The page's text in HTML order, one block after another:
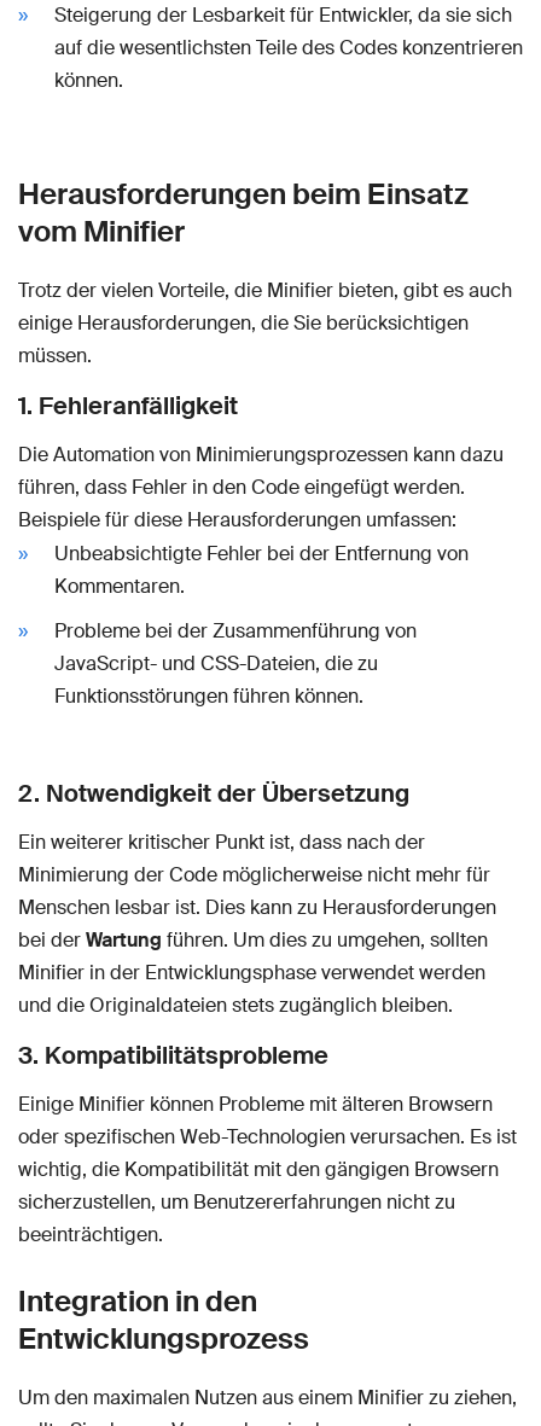
Steigerung der Lesbarkeit für Entwickler, da sie sich
auf die wesentlichsten Teile des Codes konzentrieren
können.
Herausforderungen beim Einsatz
vom Minifier
Trotz der vielen Vorteile, die Minifier bieten, gibt es auch
einige Herausforderungen, die Sie berücksichtigen
müssen.
1. Fehleranfälligkeit
Die Automation von Minimierungsprozessen kann dazu
führen, dass Fehler in den Code eingefügt werden.
Beispiele für diese Herausforderungen umfassen:
Unbeabsichtigte Fehler bei der Entfernung von
Kommentaren.
Probleme bei der Zusammenführung von
JavaScript- und CSS-Dateien, die zu
Funktionsstörungen führen können.
2. Notwendigkeit der Übersetzung
Ein weiterer kritischer Punkt ist, dass nach der
Minimierung der Code möglicherweise nicht mehr für
Menschen lesbar ist. Dies kann zu Herausforderungen
bei derWartung führen. Um dies zu umgehen, sollten
Minifier in der Entwicklungsphase verwendet werden
und die Originaldateien stets zugänglich bleiben.
3. Kompatibilitätsprobleme
Einige Minifier können Probleme mit älteren Browsern
oder spezifischen Web-Technologien verursachen. Es ist
wichtig, die Kompatibilität mit den gängigen Browsern
sicherzustellen, um Benutzererfahrungen nicht zu
beeinträchtigen.
Integration in den
Entwicklungsprozess
Um den maximalen Nutzen aus einem Minifier zu ziehen,